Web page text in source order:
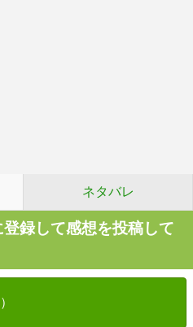
ネタバレ
録して感想を投稿して